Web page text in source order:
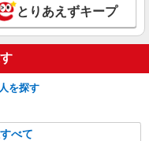
円 ・資格手当：10,000〜
10,000〜70,000円 ・処遇改
円（勤続年数、保有資格
手当：20,000円（10時
過する場合には超過勤務
持ちの方
修 ・初任者研修 ・実務
など
町 最寄り駅：東神奈川
営業部
護士
とりあえずキープ
を探す
べて